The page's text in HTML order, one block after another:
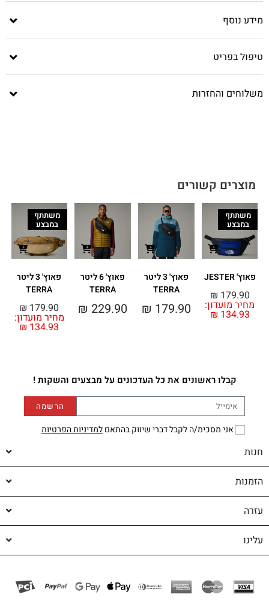
מידע נוסף
טיפול בפריט
משלוחים והחזרות
מוצרים קשורים
משתתף
במבצע
פאוץ' JESTER
מחיר מועדון:
₪ 134.93
₪ 179.90
פאוץ' 3 ליטר
TERRA
₪ 179.90
פאוץ' 6 ליטר
TERRA
₪ 229.90
משתתף
במבצע
פאוץ' 3 ליטר
TERRA
מחיר מועדון:
₪ 134.93
₪ 179.90
קבלו ראשונים את כל העדכונים על מבצעים והשקות !
אני מסכימ/ה לקבל דברי שיווק בהתאםלמדיניות הפרטיות
הרשמה
חנות
הזמנות
עזרה
עלינו